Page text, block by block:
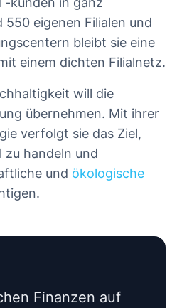
eigenen Filialen und
bleibt sie eine
einem dichten Filialnetz.
will die
übernehmen. Mit ihrer
verfolgt sie das Ziel,
handeln und
und ökologische
Finanzen auf